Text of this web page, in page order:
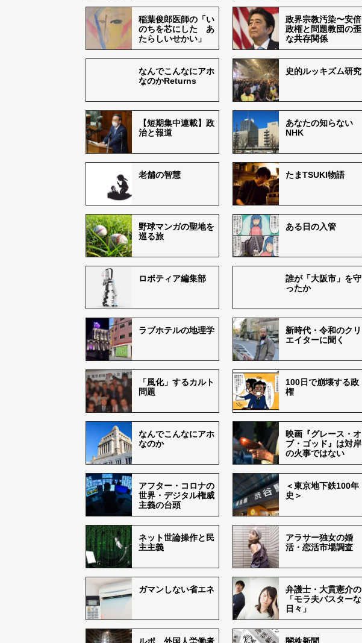
稲葉俊郎医師の「い
のちを芯にした あ
たらしいせかい」
政界宗教汚染〜安倍
政権と問題教団の歪
な共存関係
なんでこんなにアホ
なのかReturns
史的ルッキズム研究
【短期集中連載】政
治と報道
あなたの知らない
NHK
老舗の智慧 たまTSUKI物語
野球マンガの聖地を
巡る旅
ある日の入管
ロボティア編集部
誰が「大阪市」を守
ったか
ラブホテルの地理学
新時代・令和のクリ
エイターに聞く
「風化」するカルト
問題
100日で崩壊する政
権
なんでこんなにアホ
なのか
映画『グレース・オ
ブ・ゴッド』は対岸
の火事ではない
アフター・コロナの
世界・デジタル権威
主義の台頭
＜東京地下鉄100年
史＞
ネット世論操作と民
主主義
アラサー独女の婚
活・恋活市場調査
ガマンしない省エネ
弁護士・大貫憲介の
「モラ夫バスターな
日々」